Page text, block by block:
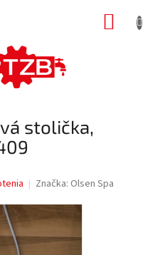
stolička,
Značka: Olsen Spa